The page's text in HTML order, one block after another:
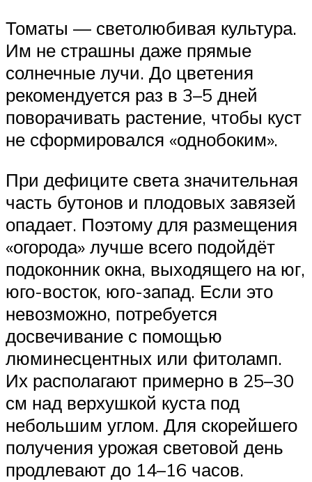
Томаты — светолюбивая культура.
Им не страшны даже прямые
солнечные лучи. До цветения
рекомендуется раз в 3–5 дней
поворачивать растение, чтобы куст
не сформировался «однобоким».
При дефиците света значительная
часть бутонов и плодовых завязей
опадает. Поэтому для размещения
«огорода» лучше всего подойдёт
подоконник окна, выходящего на юг,
юго-восток, юго-запад. Если это
невозможно, потребуется
досвечивание с помощью
люминесцентных или фитоламп.
Их располагают примерно в 25–30
см над верхушкой куста под
небольшим углом. Для скорейшего
получения урожая световой день
продлевают до 14–16 часов.